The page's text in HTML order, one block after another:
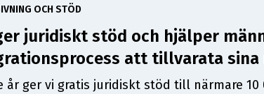
OCH STÖD
juridiskt stöd och hjälper
att tillvarata
år ger vi gratis juridiskt stöd till närmare 10